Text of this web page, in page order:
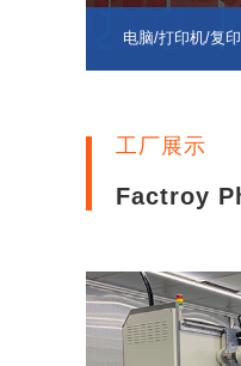
电脑/打印机/复
工厂展示
Factroy